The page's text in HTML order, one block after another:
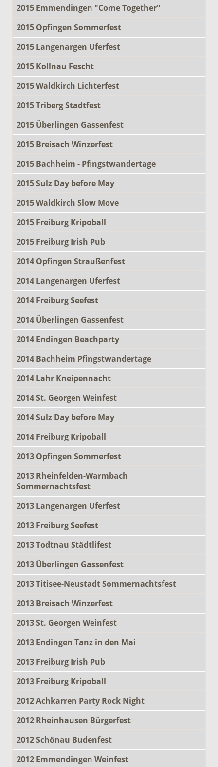
2015 Emmendingen "Come Together"
2015 Opfingen Sommerfest
2015 Langenargen Uferfest
2015 Kollnau Fescht
2015 Waldkirch Lichterfest
2015 Triberg Stadtfest
2015 Überlingen Gassenfest
2015 Breisach Winzerfest
2015 Bachheim - Pfingstwandertage
2015 Sulz Day before May
2015 Waldkirch Slow Move
2015 Freiburg Kripoball
2015 Freiburg Irish Pub
2014 Opfingen Straußenfest
2014 Langenargen Uferfest
2014 Freiburg Seefest
2014 Überlingen Gassenfest
2014 Endingen Beachparty
2014 Bachheim Pfingstwandertage
2014 Lahr Kneipennacht
2014 St. Georgen Weinfest
2014 Sulz Day before May
2014 Freiburg Kripoball
2013 Opfingen Sommerfest
2013 Rheinfelden-Warmbach
Sommernachtsfest
2013 Langenargen Uferfest
2013 Freiburg Seefest
2013 Todtnau Städtlifest
2013 Überlingen Gassenfest
2013 Titisee-Neustadt Sommernachtsfest
2013 Breisach Winzerfest
2013 St. Georgen Weinfest
2013 Endingen Tanz in den Mai
2013 Freiburg Irish Pub
2013 Freiburg Kripoball
2012 Achkarren Party Rock Night
2012 Rheinhausen Bürgerfest
2012 Schönau Budenfest
2012 Emmendingen Weinfest